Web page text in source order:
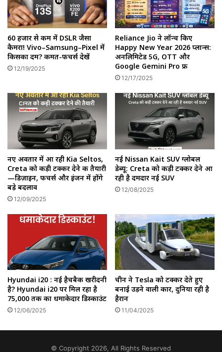
60 हजार से कम में DSLR जैसा
कैमरा! Vivo–Samsung–Pixel में
किसका दम? कीमत-फीचर्स देखें
12/19/2025
Reliance Jio ने लॉन्च किए
Happy New Year 2026 प्लान्स:
अनलिमिटेड 5G, OTT और
Google Gemini Pro फ्री
12/17/2025
नए अवतार में आ रही Kia Seltos,
Creta को कड़ी टक्कर देने की तैयारी
—डिज़ाइन, फीचर्स और इंजन में होंगे
बड़े बदलाव
12/09/2025
नई Nissan Kait SUV ग्लोबल
डेब्यू: Creta को कड़ी टक्कर देने आ
रही है दमदार नई SUV
12/08/2025
Hyundai i20 : नई हैचबैक खरीदनी
है? Hyundai i20 पर मिल रहा है
₹75,000 तक का धमाकेदार डिस्काउंट
12/06/2025
चीन ने Tesla को टक्कर देते हुए
बनाई उड़ने वाली कार, दुनिया रही है
हैरान
11/04/2025
© Copyright 2026, All Rights Reserved